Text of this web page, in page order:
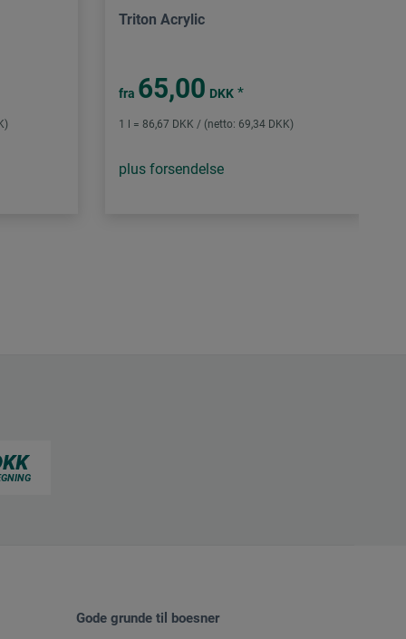
Triton Acrylic
fra 65,00 DKK *
1 l = 86,67 DKK / (netto: 69,34 DKK)
plus forsendelse
Gode grunde til boesner